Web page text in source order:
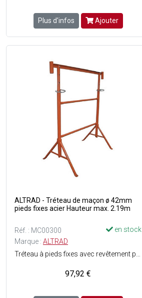
Plus d'infos Ajouter
ALTRAD - Tréteau de maçon ø 42mm
pieds fixes acier Hauteur max. 2.19m
Réf. : MC00300
en stock
Marque : ALTRAD
97,92 €